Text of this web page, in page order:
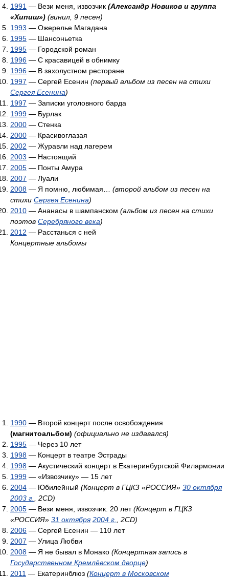
1991 — Вези меня, извозчик (Александр Новиков и группа
«Хипиш») (винил, 9 песен)
1993 — Ожерелье Магадана
1995 — Шансоньетка
1995 — Городской роман
1996 — С красавицей в обнимку
1996 — В захолустном ресторане
1997 — Сергей Есенин (первый альбом из песен на стихи
Сергея Есенина)
1997 — Записки уголовного барда
1999 — Бурлак
2000 — Стенка
2000 — Красивоглазая
2002 — Журавли над лагерем
2003 — Настоящий
2005 — Понты Амура
2007 — Луали
2008 — Я помню, любимая… (второй альбом из песен на
стихи Сергея Есенина)
2010 — Ананасы в шампанском (альбом из песен на стихи
поэтов Серебряного века)
2012 — Расстанься с ней
Концертные альбомы
1990 — Второй концерт после освобождения
(магнитоальбом) (официально не издавался)
1995 — Через 10 лет
1998 — Концерт в театре Эстрады
1998 — Акустический концерт в Екатеринбургской Филармонии
1999 — «Извозчику» — 15 лет
2004 — Юбилейный (Концерт в ГЦКЗ «РОССИЯ» 30 октября
2003 г.
, 2CD)
2005 — Вези меня, извозчик. 20 лет(Концерт в ГЦКЗ
«РОССИЯ» 31 октября 2004 г.
, 2CD)
2006 — Сергей Есенин — 110 лет
2007 — Улица Любви
2008 — Я не бывал в Монако (Концертная запись в
Государственном Кремлёвском дворце)
2011 — Екатеринблюз (Концерт в Московском